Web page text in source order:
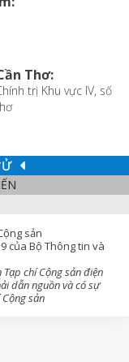
Thơ:
trị Khu vực IV, số
sản
của Bộ Thông tin và
chí Cộng sản điện
dẫn nguồn và có sự
sản